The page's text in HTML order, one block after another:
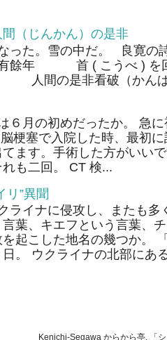
（じんかん）の是非
った。雪の中だ。 良寛の
餘年 首 ( こうべ ) を回
人間の是非看破（かん
６月の初めだったか。 急
梗塞で入院した時、最初
てます。手術した方がい
も二回。 CT 検...
リ”異聞
ライナに侵攻し、またも
葉、キエフという言葉、
起こした地名の幾つか。
日。 ウクライナの北部にあ
Kenichi-Segawa からから亭. 「